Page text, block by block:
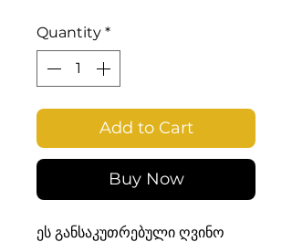
Quantity *
Add to Cart
Buy Now
ეს განსაკუთრებული ღვინო